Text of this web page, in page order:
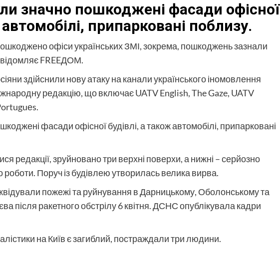
значно пошкоджені фасади офісної
припарковані поблизу.
офіси українських ЗМІ, зокрема, пошкоджень зазнали
FREEДОМ.
здійснили нову атаку на канали українського іномовлення
редакцію, що включає UATV English, The Gaze, UATV
фасади офісної будівлі, а також автомобілі, припарковані
редакції, зруйновано три верхні поверхи, а нижні – серйозно
Поруч із будівлею утворилась велика вирва.
пожежі та руйнування в Дарницькому, Оболонському та
після ракетного обстрілу 6 квітня. ДСНС опублікувала кадри
на Київ є загиблий, постраждали три людини.